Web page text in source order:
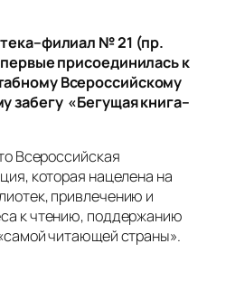
№ 21 (пр.
присоединилась к
Всероссийскому
забегу «Бегущая книга–
Всероссийская
которая нацелена на
привлечению и
к чтению, поддержанию
читающей страны».